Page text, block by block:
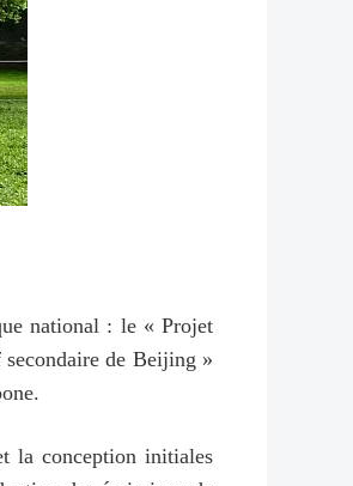
national : le « Projet
de Beijing »
la conception initiales